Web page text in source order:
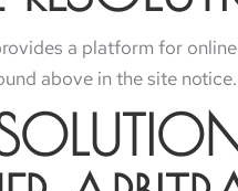
a platform for
above in the site notice.